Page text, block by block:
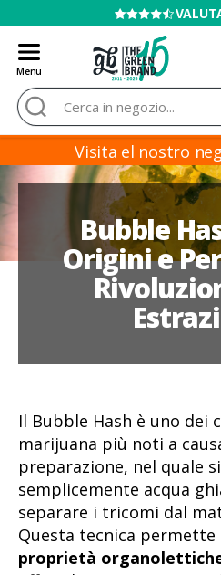
VENDITA
Menu
Blog
de
Grow
Cerca:
Visita el nostro
Bubble
Origini e
Il Bubble Hash è uno dei
marijuana più noti a
preparazione, nel quale
semplicemente acqua
separare i tricomi dal
Questa tecnica permette
proprietà